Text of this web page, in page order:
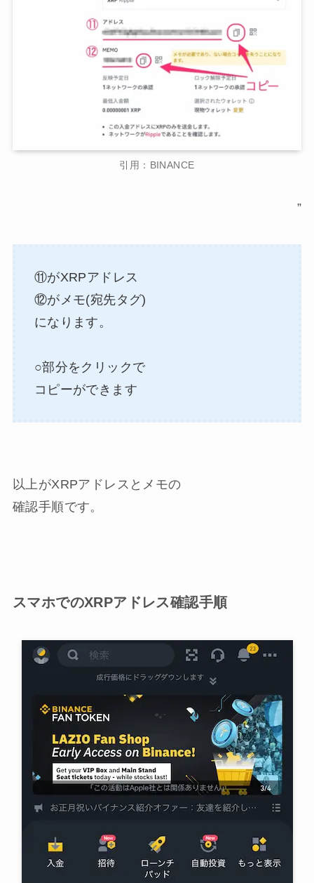
引用：BINANCE
”
⑪がXRPアドレス
⑫がメモ(宛先タグ)
になります。
○部分をクリックで
コピーができます
以上がXRPアドレスとメモの
確認手順です。
スマホでのXRPアドレス確認手順